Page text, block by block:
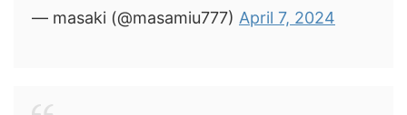
— masaki (@masamiu777) April 7, 2024